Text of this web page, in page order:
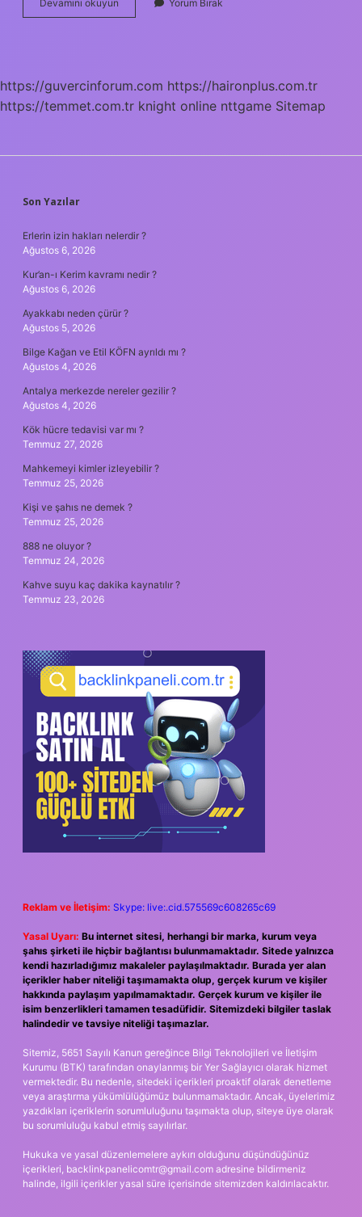
Devamını okuyun
Ordusunda
Yorum Bırak
https://guvercinforum.com https://haironplus.com.tr
https://temmet.com.tr knight online nttgame Sitemap
SIDEBAR
Son Yazılar
Erlerin izin hakları nelerdir ?
Ağustos 6, 2026
Kur’an-ı Kerim kavramı nedir ?
Ağustos 6, 2026
Ayakkabı neden çürür ?
Ağustos 5, 2026
Bilge Kağan ve Etil KÖFN ayrıldı mı ?
Ağustos 4, 2026
Antalya merkezde nereler gezilir ?
Ağustos 4, 2026
Kök hücre tedavisi var mı ?
Temmuz 27, 2026
Mahkemeyi kimler izleyebilir ?
Temmuz 25, 2026
Kişi ve şahıs ne demek ?
Temmuz 25, 2026
888 ne oluyor ?
Temmuz 24, 2026
Kahve suyu kaç dakika kaynatılır ?
Temmuz 23, 2026
Reklam ve İletişim: Skype: live:.cid.575569c608265c69
Yasal Uyarı: Bu internet sitesi, herhangi bir marka, kurum veya
şahıs şirketi ile hiçbir bağlantısı bulunmamaktadır. Sitede yalnızca
kendi hazırladığımız makaleler paylaşılmaktadır. Burada yer alan
içerikler haber niteliği taşımamakta olup, gerçek kurum ve kişiler
hakkında paylaşım yapılmamaktadır. Gerçek kurum ve kişiler ile
isim benzerlikleri tamamen tesadüfidir. Sitemizdeki bilgiler taslak
halindedir ve tavsiye niteliği taşımazlar.
Sitemiz, 5651 Sayılı Kanun gereğince Bilgi Teknolojileri ve İletişim
Kurumu (BTK) tarafından onaylanmış bir Yer Sağlayıcı olarak hizmet
vermektedir. Bu nedenle, sitedeki içerikleri proaktif olarak denetleme
veya araştırma yükümlülüğümüz bulunmamaktadır. Ancak, üyelerimiz
yazdıkları içeriklerin sorumluluğunu taşımakta olup, siteye üye olarak
bu sorumluluğu kabul etmiş sayılırlar.
Hukuka ve yasal düzenlemelere aykırı olduğunu düşündüğünüz
içerikleri, backlinkpanelicomtr@gmail.com adresine bildirmeniz
halinde, ilgili içerikler yasal süre içerisinde sitemizden kaldırılacaktır.